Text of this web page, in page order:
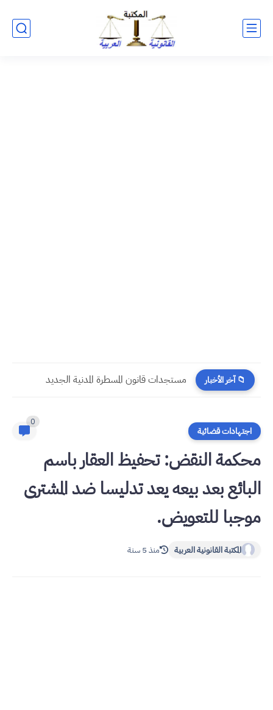
📁 آخر الأخبار
اجتهادات قضائية
0
محكمة النقض: تحفيظ العقار باسم
البائع بعد بيعه يعد تدليسا ضد المشترى
موجبا للتعويض.
المكتبة القانونية العربية منذ 5 سنة